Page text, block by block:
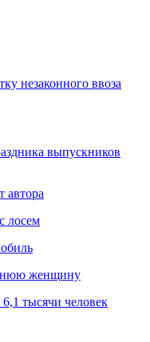
незаконного ввоза
выпускников
автора
лосем
женщину
тысячи человек